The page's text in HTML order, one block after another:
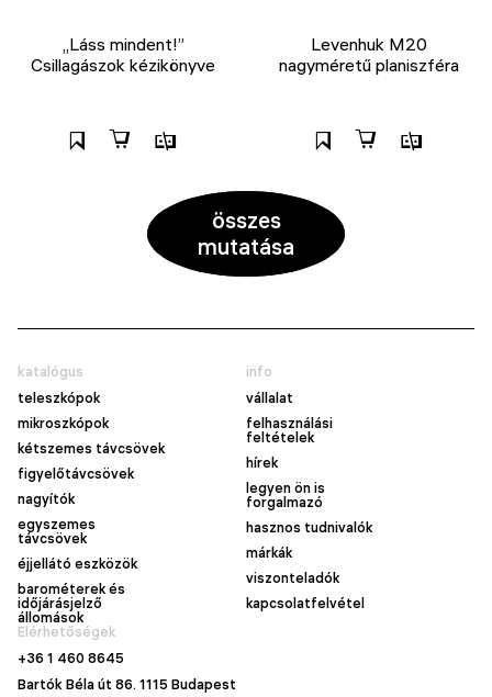
„Láss mindent!”
Csillagászok kézikönyve
Levenhuk M20
nagyméretű planiszféra
összes
mutatása
katalógus
teleszkópok
mikroszkópok
kétszemes távcsövek
figyelőtávcsövek
nagyítók
egyszemes
távcsövek
éjjellátó eszközök
barométerek és
időjárásjelző
állomások
info
vállalat
felhasználási
feltételek
hírek
legyen ön is
forgalmazó
hasznos tudnivalók
márkák
viszonteladók
kapcsolatfelvétel
Elérhetőségek
+36 1 460 8645
Bartók Béla út 86. 1115 Budapest